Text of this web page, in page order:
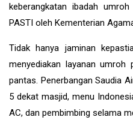
keberangkatan ibadah
PASTI oleh Kementerian
Tidak hanya jaminan
menyediakan layanan umroh
pantas. Penerbangan Saudia
5 dekat masjid, menu
AC, dan pembimbing selama